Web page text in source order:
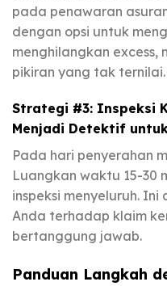
pada penawaran
dengan opsi untuk
menghilangkan excess,
pikiran yang tak ternilai.
Strategi #3: Inspeksi
Menjadi Detektif
Pada hari penyerahan
Luangkan waktu 15-30
inspeksi menyeluruh.
Anda terhadap klaim
bertanggung jawab.
Panduan Langkah